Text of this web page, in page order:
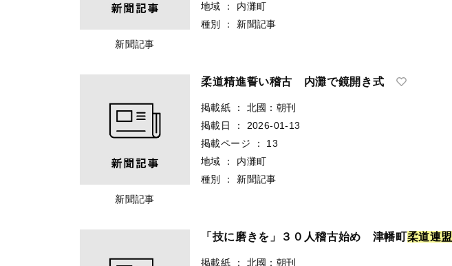
新聞記事
地域
：
内灘町
種別
： 新聞記事
新聞記事
柔道精進誓い稽古 内灘で鏡開き式
掲載紙 ：
北國：朝刊
掲載日
：
2026-01-13
掲載ページ
：
13
地域
：
内灘町
種別
： 新聞記事
「技に磨きを」３０人稽古始め 津幡町柔道連盟
掲載紙 ： 北國：朝刊